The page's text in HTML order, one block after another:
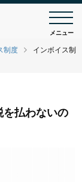
メニュー
制度
インボイス制
を払わないの